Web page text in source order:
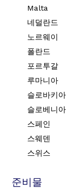
Malta
네덜란드
노르웨이
폴란드
포르투갈
루마니아
슬로바키아
슬로베니아
스페인
스웨덴
스위스
준비물